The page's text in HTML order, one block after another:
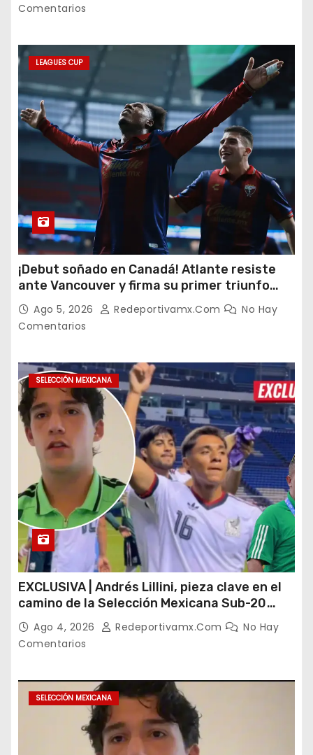
Comentarios
LEAGUES CUP
¡Debut soñado en Canadá! Atlante resiste
ante Vancouver y firma su primer triunfo
histórico en la Leagues Cup
Ago 5, 2026 Redeportivamx.com
No Hay
Comentarios
SELECCIÓN MEXICANA
EXCLUSIVA | Andrés Lillini, pieza clave en el
camino de la Selección Mexicana Sub-20
rumbo al Mundial
Ago 4, 2026 Redeportivamx.com
No Hay
Comentarios
SELECCIÓN MEXICANA